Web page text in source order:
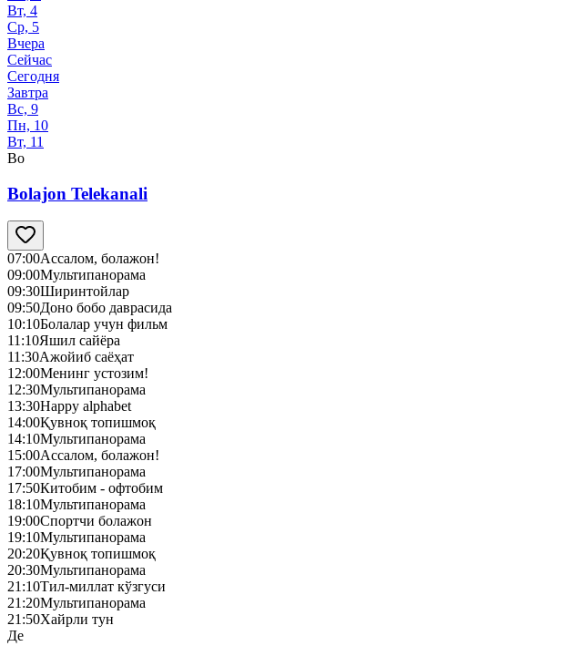
Вт, 4
Ср, 5
Вчера
Сейчас
Сегодня
Завтра
Вс, 9
Пн, 10
Вт, 11
Bo
Bolajon Telekanali
07:00Ассалом, болажон!
09:00Мультипанорама
09:30Ширинтойлар
09:50Доно бобо даврасида
10:10Болалар учун фильм
11:10Яшил сайёра
11:30Ажойиб саёҳат
12:00Менинг устозим!
12:30Мультипанорама
13:30Happy alphabet
14:00Қувноқ топишмоқ
14:10Мультипанорама
15:00Ассалом, болажон!
17:00Мультипанорама
17:50Китобим - офтобим
18:10Мультипанорама
19:00Спортчи болажон
19:10Мультипанорама
20:20Қувноқ топишмоқ
20:30Мультипанорама
21:10Тил-миллат кўзгуси
21:20Мультипанорама
21:50Хайрли тун
Де